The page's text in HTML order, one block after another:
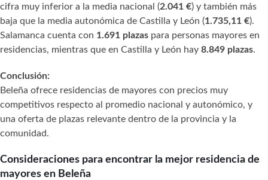
cifra muy inferior a la media nacional (2.041 €) y también más
baja que la media autonómica de Castilla y León (1.735,11 €).
Salamanca cuenta con 1.691 plazas para personas mayores en
residencias, mientras que en Castilla y León hay 8.849 plazas.
Conclusión:
Beleña ofrece residencias de mayores con precios muy
competitivos respecto al promedio nacional y autonómico, y
una oferta de plazas relevante dentro de la provincia y la
comunidad.
Consideraciones para encontrar la mejor residencia de
mayores en Beleña